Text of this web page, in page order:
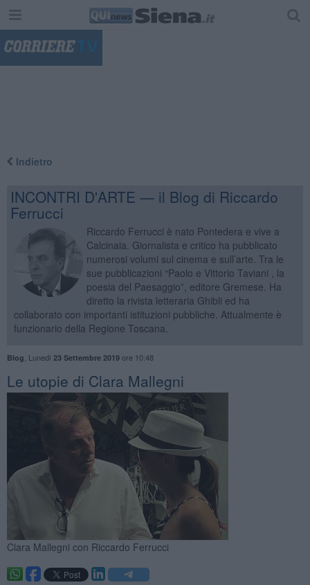
Indietro
INCONTRI D'ARTE — il Blog di Riccardo
Ferrucci
Riccardo Ferrucci è nato Pontedera e vive a
Calcinaia. Giornalista e critico ha pubblicato
numerosi volumi sul cinema e sull’arte. Tra le
sue pubblicazioni “Paolo e Vittorio Taviani , la
poesia del Paesaggio”, editore Gremese. Ha
diretto la rivista letteraria Ghibli ed ha
collaborato con importanti istituzioni pubbliche. Attualmente è
funzionario della Regione Toscana.
Blog Lunedì 23 Settembre 2019ore 10:48
Le utopie di Clara Mallegni
Clara Mallegni con Riccardo Ferrucci